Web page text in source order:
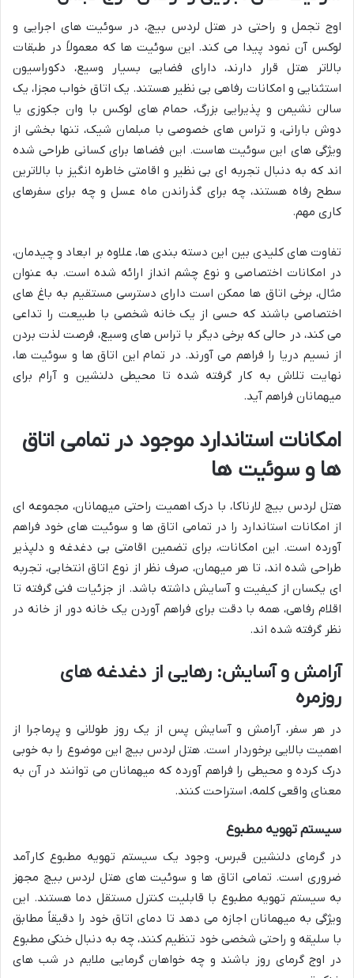
اوج تجمل و راحتی در هتل لردس بیچ، در سوئیت های اجرایی و
لوکس آن نمود پیدا می کند. این سوئیت ها که معمولاً در طبقات
بالاتر هتل قرار دارند، دارای فضایی بسیار وسیع، دکوراسیون
استثنایی و امکانات رفاهی بی نظیر هستند. یک اتاق خواب مجزا، یک
سالن نشیمن و پذیرایی بزرگ، حمام های لوکس با وان جکوزی یا
دوش بارانی، و تراس های خصوصی با مبلمان شیک، تنها بخشی از
ویژگی های این سوئیت هاست. این فضاها برای کسانی طراحی شده
اند که به دنبال تجربه ای بی نظیر و اقامتی خاطره انگیز با بالاترین
سطح رفاه هستند، چه برای گذراندن ماه عسل و چه برای سفرهای
کاری مهم.
تفاوت های کلیدی بین این دسته بندی ها، علاوه بر ابعاد و چیدمان،
در امکانات اختصاصی و نوع چشم انداز ارائه شده است. به عنوان
مثال، برخی اتاق ها ممکن است دارای دسترسی مستقیم به باغ های
اختصاصی باشند که حسی از یک خانه شخصی با طبیعت را تداعی
می کند، در حالی که برخی دیگر با تراس های وسیع، فرصت لذت بردن
از نسیم دریا را فراهم می آورند. در تمام این اتاق ها و سوئیت ها،
نهایت تلاش به کار گرفته شده تا محیطی دلنشین و آرام برای
میهمانان فراهم آید.
امکانات استاندارد موجود در تمامی اتاق
ها و سوئیت ها
هتل لردس بیچ لارناکا، با درک اهمیت راحتی میهمانان، مجموعه ای
از امکانات استاندارد را در تمامی اتاق ها و سوئیت های خود فراهم
آورده است. این امکانات، برای تضمین اقامتی بی دغدغه و دلپذیر
طراحی شده اند، تا هر میهمان، صرف نظر از نوع اتاق انتخابی، تجربه
ای یکسان از کیفیت و آسایش داشته باشد. از جزئیات فنی گرفته تا
اقلام رفاهی، همه با دقت برای فراهم آوردن یک خانه دور از خانه در
نظر گرفته شده اند.
آرامش و آسایش: رهایی از دغدغه های
روزمره
در هر سفر، آرامش و آسایش پس از یک روز طولانی و پرماجرا از
اهمیت بالایی برخوردار است. هتل لردس بیچ این موضوع را به خوبی
درک کرده و محیطی را فراهم آورده که میهمانان می توانند در آن به
معنای واقعی کلمه، استراحت کنند.
سیستم تهویه مطبوع
در گرمای دلنشین قبرس، وجود یک سیستم تهویه مطبوع کارآمد
ضروری است. تمامی اتاق ها و سوئیت های هتل لردس بیچ مجهز
به سیستم تهویه مطبوع با قابلیت کنترل مستقل دما هستند. این
ویژگی به میهمانان اجازه می دهد تا دمای اتاق خود را دقیقاً مطابق
با سلیقه و راحتی شخصی خود تنظیم کنند، چه به دنبال خنکی مطبوع
در اوج گرمای روز باشند و چه خواهان گرمایی ملایم در شب های